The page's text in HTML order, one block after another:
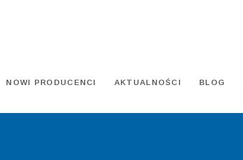
NOWI PRODUCENCI AKTUALNOŚCI BLOG